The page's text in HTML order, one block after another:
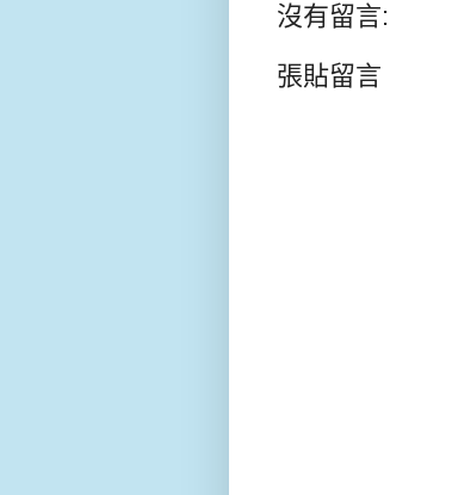
沒有留言:
張貼留言